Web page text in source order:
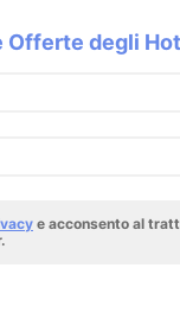
degli
e acconsento al